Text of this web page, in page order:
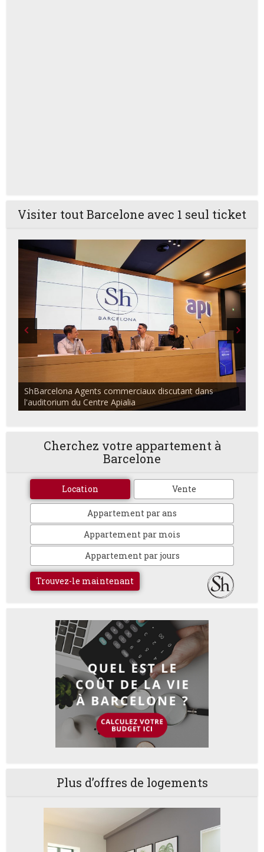
Visiter tout Barcelone avec 1 seul ticket
ShBarcelona Agents commerciaux discutant dans
l'auditorium du Centre Apialia
Cherchez votre appartement à
Barcelone
Location Vente
Appartement par ans
Appartement par mois
Appartement par jours
Trouvez-le maintenant
Plus d’offres de logements